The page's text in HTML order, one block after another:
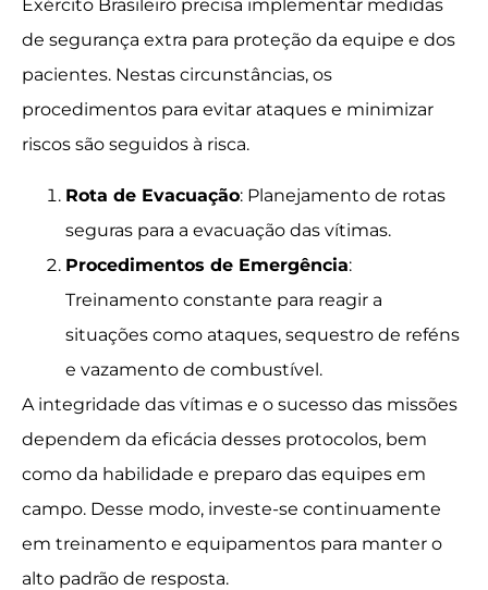
Exército Brasileiro precisa implementar medidas
de segurança extra para proteção da equipe e dos
pacientes. Nestas circunstâncias, os
procedimentos para evitar ataques e minimizar
riscos são seguidos à risca.
Rota de Evacuação: Planejamento de rotas
seguras para a evacuação das vítimas.
Procedimentos de Emergência:
Treinamento constante para reagir a
situações como ataques, sequestro de reféns
e vazamento de combustível.
A integridade das vítimas e o sucesso das missões
dependem da eficácia desses protocolos, bem
como da habilidade e preparo das equipes em
campo. Desse modo, investe-se continuamente
em treinamento e equipamentos para manter o
alto padrão de resposta.